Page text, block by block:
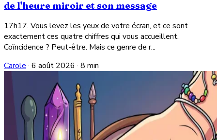
de l'heure miroir et son message
17h17. Vous levez les yeux de votre écran, et ce sont
exactement ces quatre chiffres qui vous accueillent.
Coïncidence ? Peut-être. Mais ce genre de r...
Carole · 6 août 2026 · 8 min